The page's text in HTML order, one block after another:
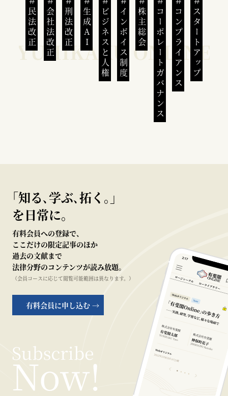
民法改正 会社法改正 刑法改正 生成AI ビジネスと人権インボイス制度 株主総会 コーポレートガバナンスコンプライアンススタートアップ
｢知る､学ぶ､拓く｡｣
を日常に。
有料会員への登録で、
ここだけの限定記事のほか
過去の文献まで
法律分野のコンテンツが読み放題。
（会員コースに応じて閲覧可能範囲は異なります。）
有料会員に申し込む →